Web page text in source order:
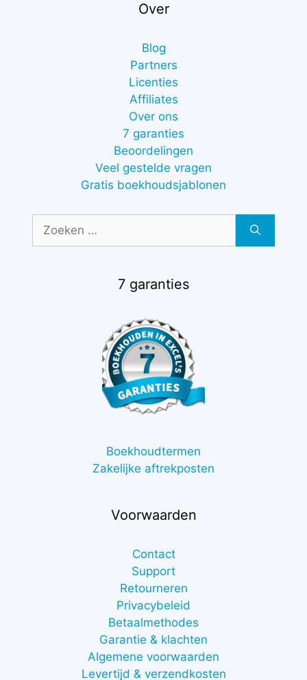
Over
Blog
Partners
Licenties
Affiliates
Over ons
7 garanties
Beoordelingen
Veel gestelde vragen
Gratis boekhoudsjablonen
Zoek
7 garanties
Boekhoudtermen
Zakelijke aftrekposten
Voorwaarden
Contact
Support
Retourneren
Privacybeleid
Betaalmethodes
Garantie & klachten
Algemene voorwaarden
Levertijd & verzendkosten